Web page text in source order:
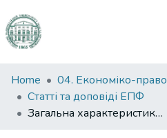
Communities
&
Collections
Home
Статті та доповіді ЕПФ
Загальна характеристика мiсця та ролi парламенту Великобританiї в системi подiлу влади